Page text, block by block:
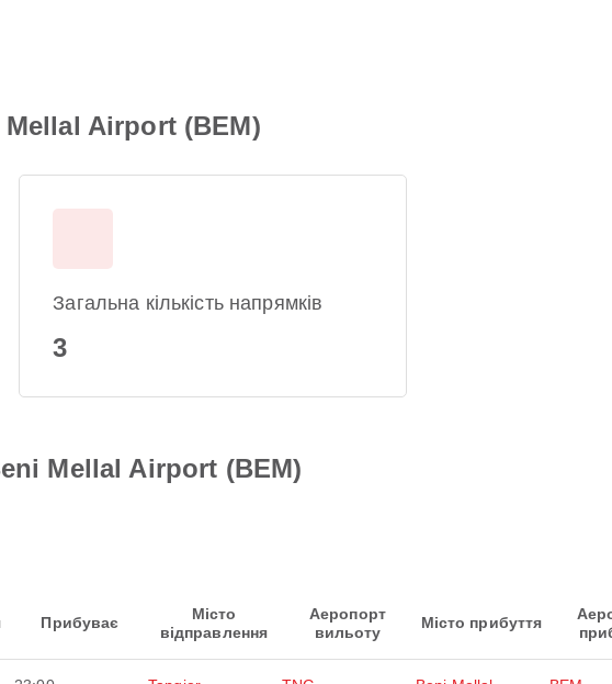
Airport (BEM)
Загальна кількість напрямків
3
Mellal Airport (BEM)
Прибуває
Місто
відправлення
Аеропорт
вильоту
Місто прибуття